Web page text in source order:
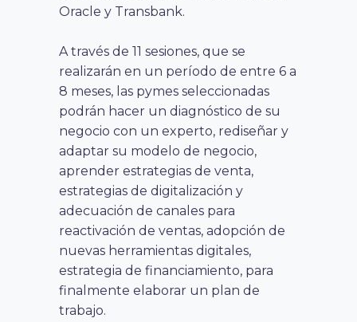
Oracle y Transbank.
A través de 11 sesiones, que se
realizarán en un período de entre 6 a
8 meses, las pymes seleccionadas
podrán hacer un diagnóstico de su
negocio con un experto, rediseñar y
adaptar su modelo de negocio,
aprender estrategias de venta,
estrategias de digitalización y
adecuación de canales para
reactivación de ventas, adopción de
nuevas herramientas digitales,
estrategia de financiamiento, para
finalmente elaborar un plan de
trabajo.